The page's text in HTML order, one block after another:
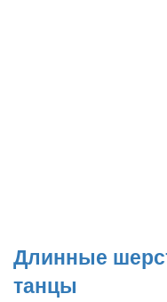
​Длинные
танцы